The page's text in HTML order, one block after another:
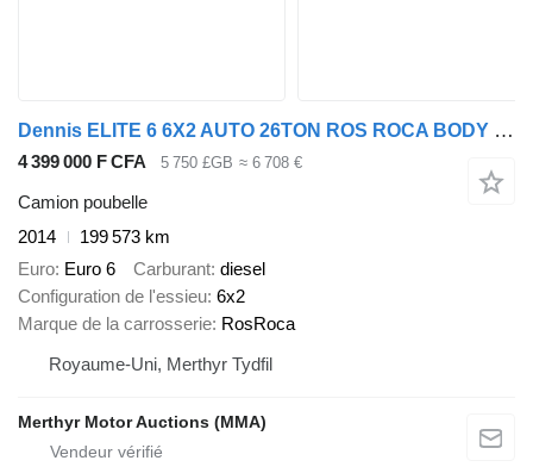
Dennis ELITE 6 6X2 AUTO 26TON ROS ROCA BODY REFUSE
4 399 000 F CFA 5 750 £GB ≈ 6 708 €
Camion poubelle
2014
199 573 km
Euro Euro 6 Carburant diesel
Configuration de l'essieu 6x2
Marque de la carrosserie RosRoca
Royaume-Uni, Merthyr Tydfil
Merthyr Motor Auctions (MMA)